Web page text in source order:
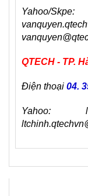
Yahoo/
QTECH - TP.
Điện thoại 04.
Yahoo: